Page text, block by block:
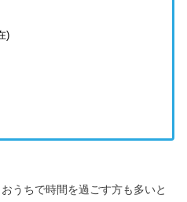
)
うちで時間を過ごす方も多いと